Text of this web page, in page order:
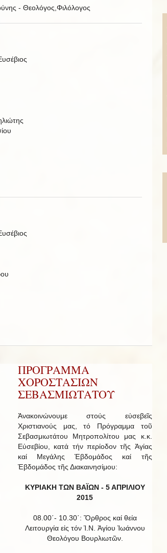
- Θεολόγος,Φιλόλογος
ΠΡΟΓΡΑΜΜΑ
ΧΟΡΟΣΤΑΣΙΩΝ
ΣΕΒΑΣΜΙΩΤΑΤΟΥ
Ἀνακοινώνουμε στούς εὐσεβεῖς
Χριστιανούς μας, τό Πρόγραμμα τοῦ
Σεβασμιωτάτου Μητροπολίτου μας κ.κ.
Εὐσεβίου, κατά τήν περίοδον τῆς Ἁγίας
καί Μεγάλης Ἑβδομάδος καί τῆς
Ἑβδομάδος τῆς Διακαινησίμου:
ΚΥΡΙΑΚΗ ΤΩΝ ΒΑΪΩΝ - 5 ΑΠΡΙΛΙΟΥ
2015
08.00΄- 10.30΄: Ὄρθρος καί θεία
Λειτουργία εἰς τόν Ἱ.Ν. Ἁγίου Ἰωάννου
Θεολόγου Βουρλιωτῶν.